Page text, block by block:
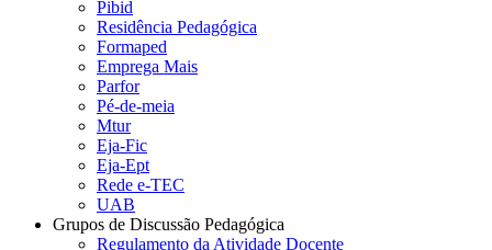
Pibid
Residência Pedagógica
Formaped
Emprega Mais
Parfor
Pé-de-meia
Mtur
Eja-Fic
Eja-Ept
Rede e-TEC
UAB
Grupos de Discussão Pedagógica
Regulamento da Atividade Docente